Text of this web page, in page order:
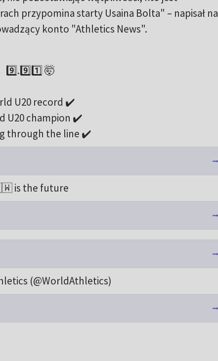
przypomina starty Usaina Bolta" – napisał na
konto "Athletics News".
9️⃣.9️⃣1️⃣ 🤯
U20 record ✔️
U20 champion ✔️
through the line ✔️
is the future
(@WorldAthletics)